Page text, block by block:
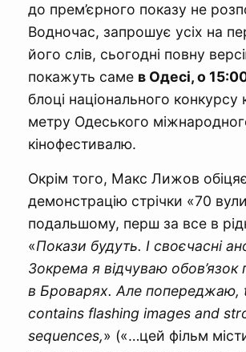
до прем’єрного показу не
Водночас, запрошує усіх на
його слів, сьогодні повну
покажуть саме в Одесі, о
блоці національного конкурсу
метру Одеського
кінофестивалю.
Окрім того, Макс Лижов
демонстрацію стрічки «70
подальшому, перш за все в
«Покази будуть. І своєчасні
Зокрема я відчуваю обов’язок
в Броварях. Але попереджаю,
contains flashing images and
sequences,» («…цей фільм